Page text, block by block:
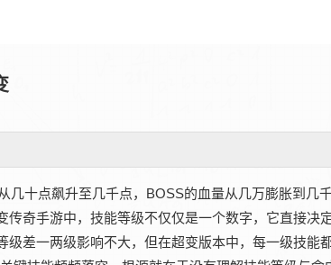
十点飙升至几千点，BOSS的血量从几万膨胀到几
奇手游‌中，技能等级不仅仅是一个数字，它直接决
差一两级影响不大，但在超变版本中，每一级技能